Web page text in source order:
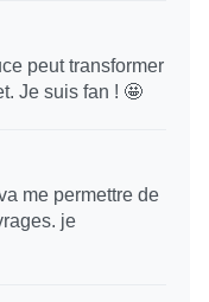
peut transformer
Je suis fan ! 🤩
me permettre de
je